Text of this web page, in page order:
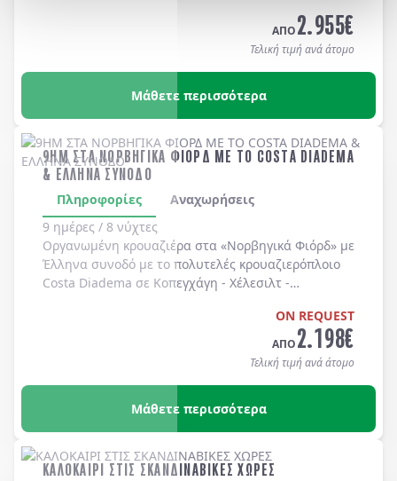
. Διαμονή σε
ΑΠΟ2.955€
Τελική τιμή ανά άτομο
Μάθετε περισσότερα
9ΗΜ ΣΤΑ ΝΟΡΒΗΓΙΚΑ ΦΙΟΡΔ ΜΕ ΤΟ COSTA DIADEMA
& ΕΛΛΗΝΑ ΣΥΝΟΔΟ
Πληροφορίες
Αναχωρήσεις
9 ημέρες / 8 νύχτες
Οργανωμένη κρουαζιέρα στα «Νορβηγικά Φιόρδ» με
Έλληνα συνοδό με το πολυτελές κρουαζιερόπλοιο
Costa Diadema σε Κοπεγχάγη - Χέλεσιλτ -
ON REQUEST
ΑΠΟ2.198€
Τελική τιμή ανά άτομο
Μάθετε περισσότερα
ΚΑΛΟΚΑΙΡΙ ΣΤΙΣ ΣΚΑΝΔΙΝΑΒΙΚΕΣ ΧΩΡΕΣ